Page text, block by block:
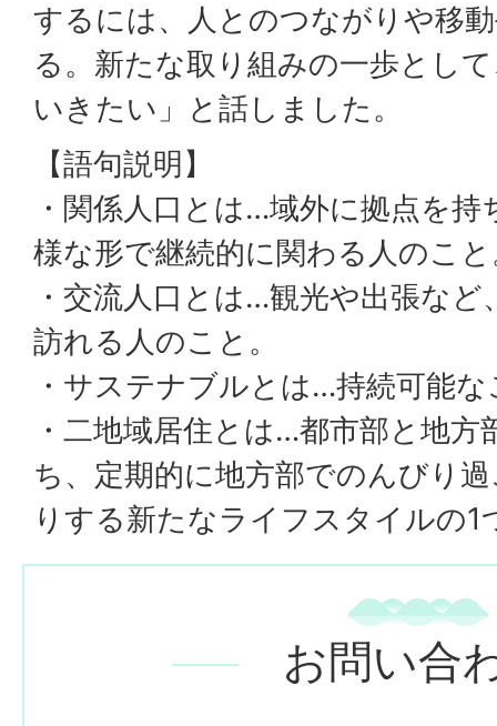
するには、人とのつながりや移
る。新たな取り組みの一歩とし
いきたい」と話しました。
【語句説明】
・関係人口とは…域外に拠点を
様な形で継続的に関わる人のこ
・交流人口とは…観光や出張な
訪れる人のこと。
・サステナブルとは…持続可能な
・二地域居住とは…都市部と地方
ち、定期的に地方部でのんびり
りする新たなライフスタイルの1
お問い合